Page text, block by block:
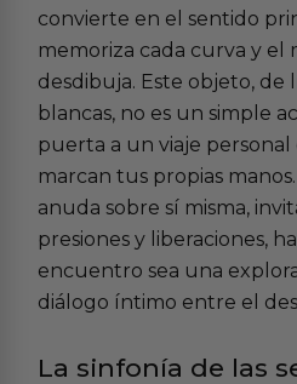
convierte en el sentido
memoriza cada curva y el
desdibuja. Este objeto, de
blancas, no es un simple
puerta a un viaje
marcan tus propias
anuda sobre sí misma,
presiones y liberaciones,
encuentro sea una
diálogo íntimo entre el
La sinfonía de las